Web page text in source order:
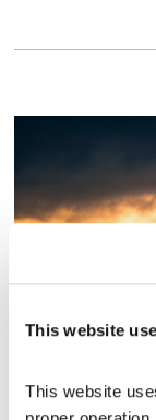
This website
This website